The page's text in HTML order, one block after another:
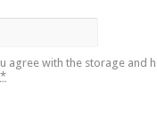
agree with the storage and
*